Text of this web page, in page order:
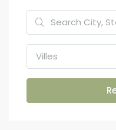
Villes